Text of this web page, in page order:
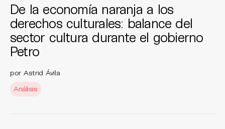
De la economía naranja a los
derechos culturales: balance del
sector cultura durante el gobierno
Petro
por Astrid Ávila
Análisis